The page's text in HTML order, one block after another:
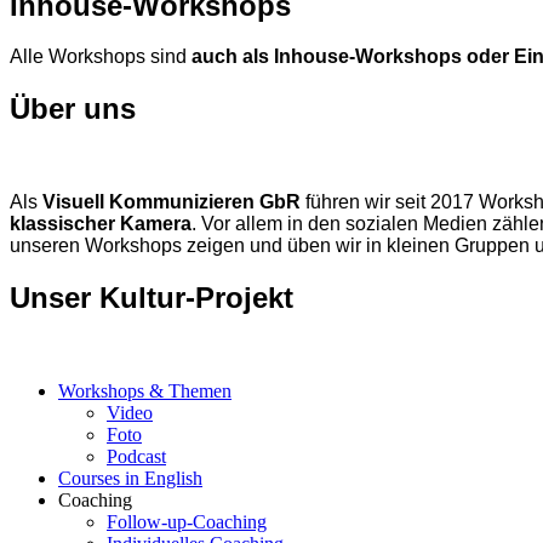
Alle Workshops sind auch als Inhouse-Workshops oder
Über uns
Als Visuell Kommunizieren GbR führen wir seit 2017
klassischer Kamera. Vor allem in den sozialen Medien
unseren Workshops zeigen und üben wir in kleinen Gruppen
Unser Kultur-Projekt
Workshops & Themen
Video
Foto
Podcast
Courses in English
Coaching
Follow-up-Coaching